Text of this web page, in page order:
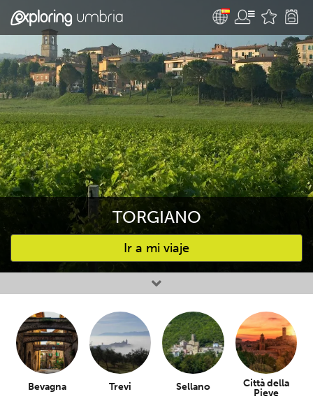
TORGIANO
Ir a mi viaje
Favourites
Bevagna Trevi Sellano
Città della
Pieve